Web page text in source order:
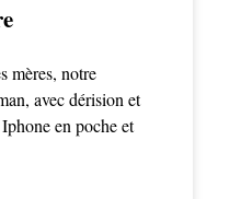
mères, notre
avec dérision et
en poche et